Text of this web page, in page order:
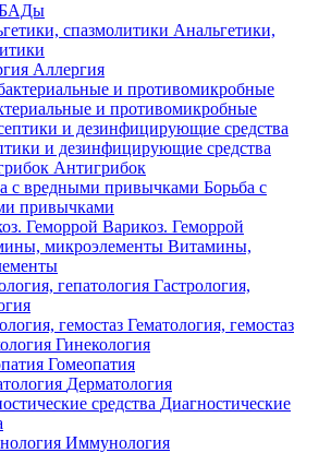
БАДы
Анальгетики,
Аллергия
и противомикробные
и дезинфицирующие средства
Антигрибок
Борьба с
привычками
Варикоз. Геморрой
Витамины,
Гастрология,
Гематология, гемостаз
Гинекология
Гомеопатия
Дерматология
Диагностические
Иммунология